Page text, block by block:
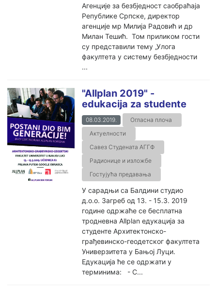
Агенције за безбједност саобраћаја
Републике Српске, директор
агенције мр Милија Радовић и др
Милан Тешић. Том приликом гости
су представили тему „Улога
факултета у систему безбједности
...
"Allplan 2019" -
edukacija za studente
08.03.2019.
Огласна плоча
Актуелности
Савез Студената АГГФ
Радионице и изложбе
Гостујућа предавања
У сарадњи са Балдини студио
д.о.о. Загреб од 13. - 15.3. 2019
године одржаће се бесплатна
тродневна Allplan едукација за
студенте Архитектонско-
грађевинско-геодетског факултета
Универзитета у Бањој Луци.
Едукација ће се одржати у
терминима: - С...